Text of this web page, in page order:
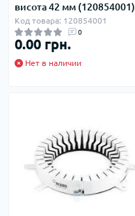
висота 42 мм (120854001)
Код товара: 120854001
0
0.00 грн.
Нет в наличии